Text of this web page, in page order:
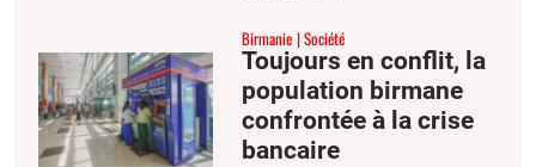
Birmanie Société
Toujours en conflit, la
population birmane
confrontée à la crise
bancaire